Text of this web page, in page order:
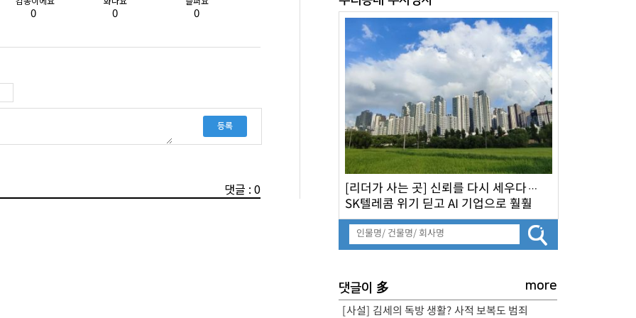
0 0 0
등록
댓글 : 0
[리더가 사는 곳] 신뢰를 다시 세우다…
SK텔레콤 위기 딛고 AI 기업으로 훨훨
댓글이 多 more
[사설] 김세의 독방 생활? 사적 보복도 범죄